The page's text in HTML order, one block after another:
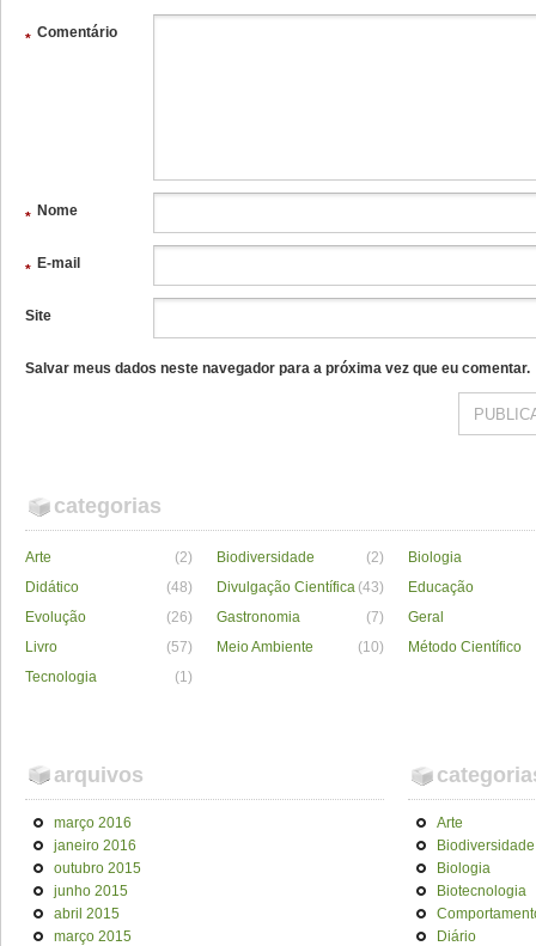
Comentário
*
Nome
*
E-mail
*
Site
Salvar meus dados neste navegador para a próxima vez que eu comentar.
categorias
Arte (2) Biodiversidade (2)
Biologia
Didático
(48) Divulgação Científica (43)
Educação
Evolução
(26) Gastronomia (7)
Geral
Livro
(57) Meio Ambiente (10)
Método Científico
Tecnologia
(1)
arquivos
março 2016
janeiro 2016
outubro 2015
junho 2015
abril 2015
março 2015
Arte
Biodiversidade
Biologia
Biotecnologia
Diário